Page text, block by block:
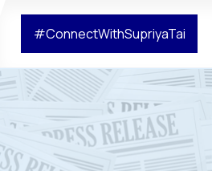
#ConnectWithSupriyaTai